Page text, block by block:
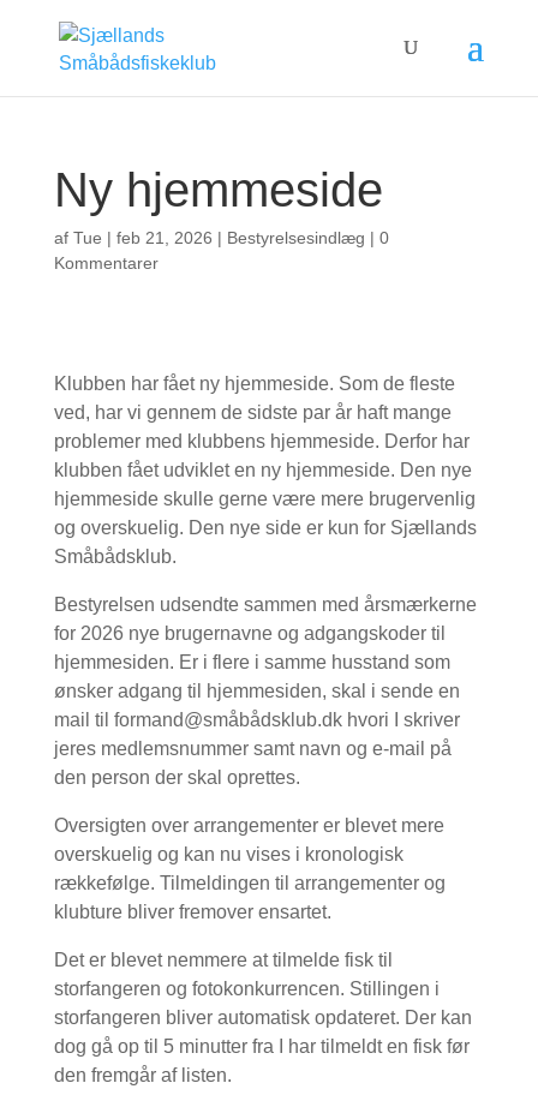
Ny hjemmeside
af Tue | feb 21, 2026 | Bestyrelsesindlæg | 0
Kommentarer
Klubben har fået ny hjemmeside. Som de fleste
ved, har vi gennem de sidste par år haft mange
problemer med klubbens hjemmeside. Derfor har
klubben fået udviklet en ny hjemmeside. Den nye
hjemmeside skulle gerne være mere brugervenlig
og overskuelig. Den nye side er kun for Sjællands
Småbådsklub.
Bestyrelsen udsendte sammen med årsmærkerne
for 2026 nye brugernavne og adgangskoder til
hjemmesiden. Er i flere i samme husstand som
ønsker adgang til hjemmesiden, skal i sende en
mail til formand@småbådsklub.dk hvori I skriver
jeres medlemsnummer samt navn og e-mail på
den person der skal oprettes.
Oversigten over arrangementer er blevet mere
overskuelig og kan nu vises i kronologisk
rækkefølge. Tilmeldingen til arrangementer og
klubture bliver fremover ensartet.
Det er blevet nemmere at tilmelde fisk til
storfangeren og fotokonkurrencen. Stillingen i
storfangeren bliver automatisk opdateret. Der kan
dog gå op til 5 minutter fra I har tilmeldt en fisk før
den fremgår af listen.